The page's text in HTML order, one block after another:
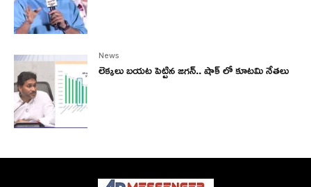
News
లెక్కలు బయట పెట్టిన జగన్.. షాక్ లో కూటమి నేతలు